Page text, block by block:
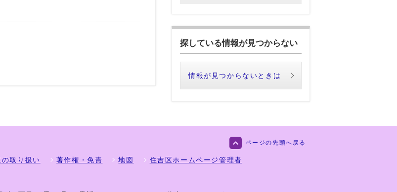
探している情報が見つからない
情報が見つからないときは
ページの先頭へ戻る
取り扱い 著作権・免責 地図
住吉区ホームページ管理者